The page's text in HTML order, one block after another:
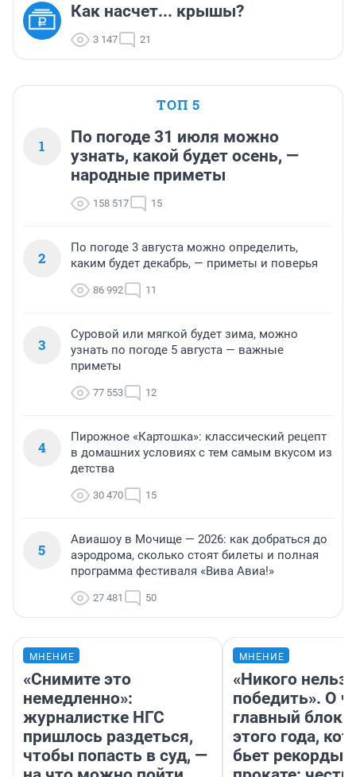
Как насчет... крышы?
3 147 21
ТОП 5
1
По погоде 31 июля можно
узнать, какой будет осень, —
народные приметы
158 517 15
2
По погоде 3 августа можно определить,
каким будет декабрь, — приметы и поверья
86 992 11
3
Суровой или мягкой будет зима, можно
узнать по погоде 5 августа — важные
приметы
77 553 12
4
Пирожное «Картошка»: классический рецепт
в домашних условиях с тем самым вкусом из
детства
30 470 15
5
Авиашоу в Мочище — 2026: как добраться до
аэродрома, сколько стоят билеты и полная
программа фестиваля «Вива Авиа!»
27 481 50
МНЕНИЕ
«Снимите это
немедленно»:
журналистке НГС
пришлось раздеться,
чтобы попасть в суд, —
МНЕНИЕ
«Никого нельзя
победить». О
главный
этого года,
бьет рекорды в